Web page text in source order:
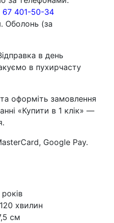
67 401-50-34
Оболонь (за
в день
в пухирчасту
оформіть замовлення
«Купити в 1 клік» —
Google Pay.
хвилин
см